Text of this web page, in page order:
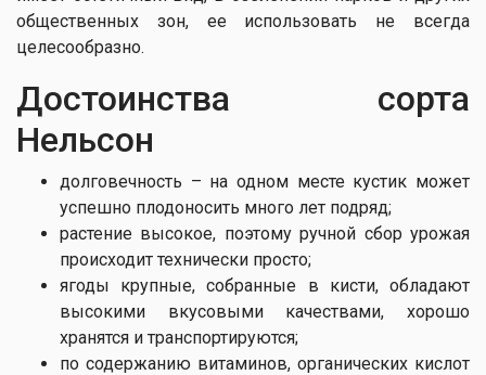
общественных зон, ее использовать не всегда
целесообразно.
Достоинства сорта
Нельсон
долговечность – на одном месте кустик может
успешно плодоносить много лет подряд;
растение высокое, поэтому ручной сбор урожая
происходит технически просто;
ягоды крупные, собранные в кисти, обладают
высокими вкусовыми качествами, хорошо
хранятся и транспортируются;
по содержанию витаминов, органических кислот